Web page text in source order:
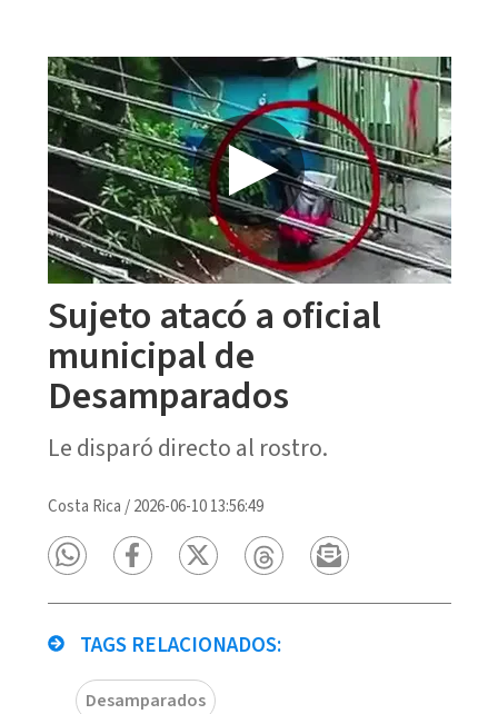
Sujeto atacó a oficial
municipal de
Desamparados
Le disparó directo al rostro.
Costa Rica /2026-06-10 13:56:49
TAGS RELACIONADOS:
Desamparados